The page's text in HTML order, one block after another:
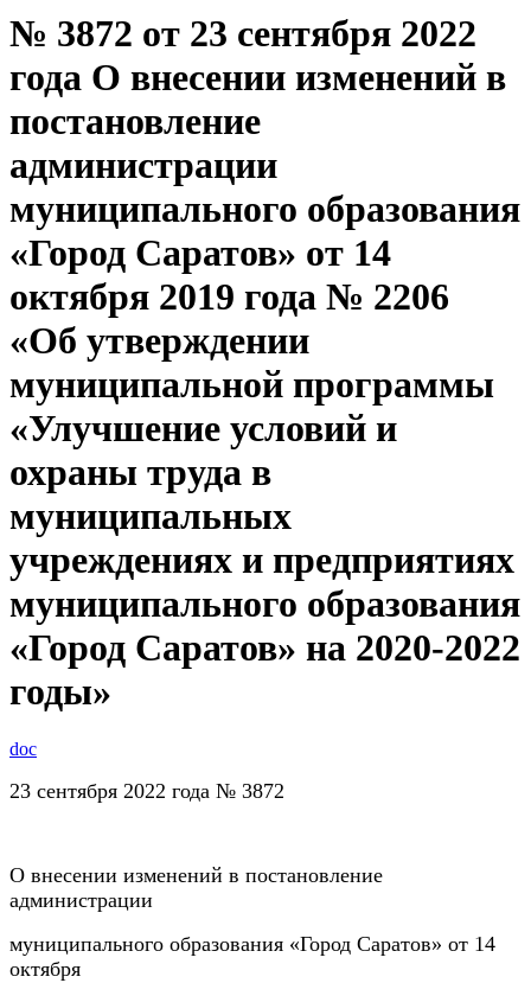
№ 3872 от 23 сентября 2022
года О внесении изменений в
постановление
администрации
муниципального образования
«Город Саратов» от 14
октября 2019 года № 2206
«Об утверждении
муниципальной программы
«Улучшение условий и
охраны труда в
муниципальных
учреждениях и предприятиях
муниципального образования
«Город Саратов» на 2020-2022
годы»
doc
23 сентября 2022 года № 3872
О внесении изменений в постановление
администрации
муниципального образования «Город Саратов» от 14
октября